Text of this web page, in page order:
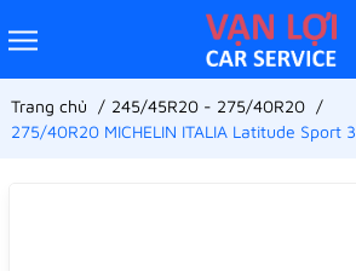
Trang chủ
245/45R20 - 275/40R20
275/40R20 MICHELIN ITALIA Latitude Sport 3